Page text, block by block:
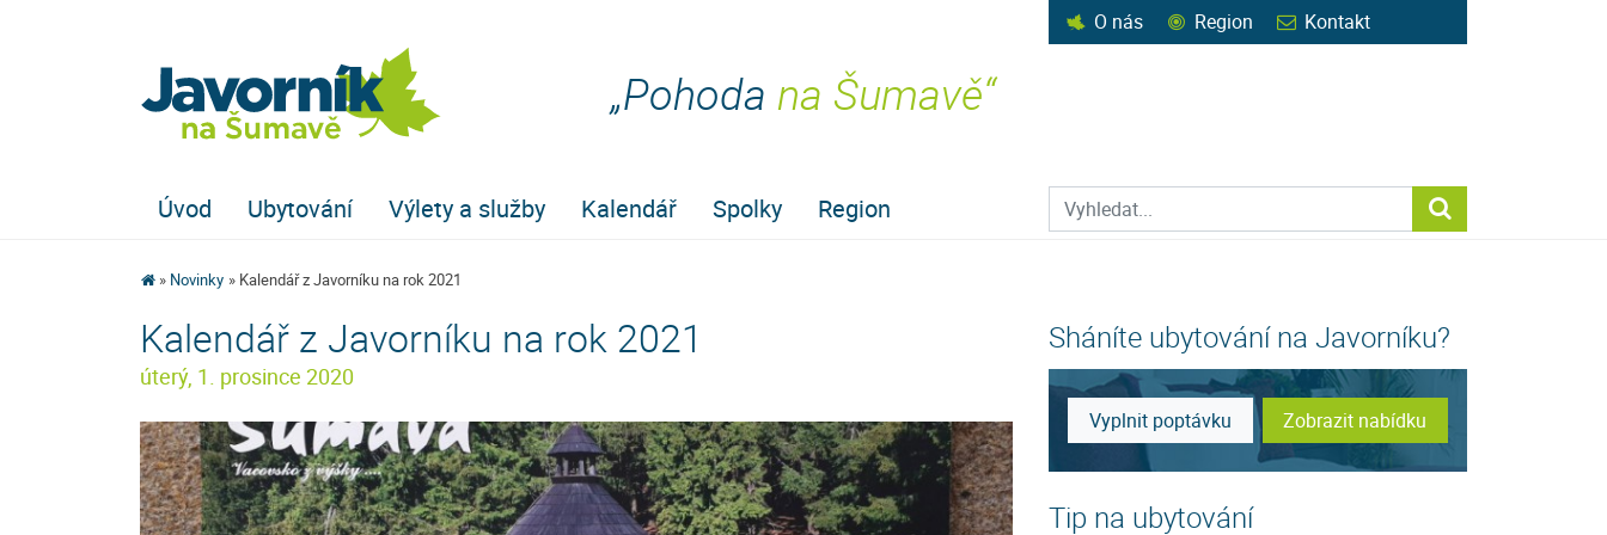
O nás Region Kontakt
„Pohoda na Šumavě“
Prohledat web
Úvod Ubytování Výlety a služby Kalendář Spolky Region
Novinky Kalendář z Javorníku na rok 2021
Kalendář z Javorníku na rok 2021
úterý, 1. prosince 2020
Sháníte ubytování na Javorníku?
Vyplnit poptávku Zobrazit nabídku
Tip na ubytování